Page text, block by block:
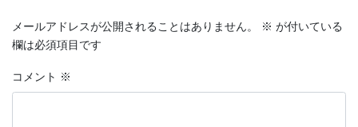
メールアドレスが公開されることはありません。 ※ が付いている
欄は必須項目です
コメント ※